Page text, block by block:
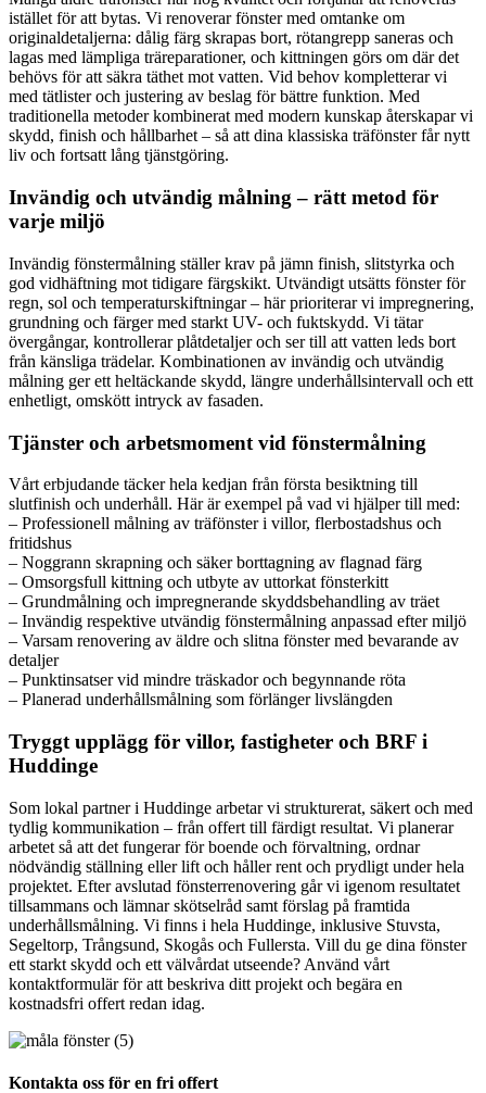
istället för att bytas. Vi renoverar fönster med omtanke om
originaldetaljerna: dålig färg skrapas bort, rötangrepp saneras och
lagas med lämpliga träreparationer, och kittningen görs om där det
behövs för att säkra täthet mot vatten. Vid behov kompletterar vi
med tätlister och justering av beslag för bättre funktion. Med
traditionella metoder kombinerat med modern kunskap återskapar vi
skydd, finish och hållbarhet – så att dina klassiska träfönster får nytt
liv och fortsatt lång tjänstgöring.
Invändig och utvändig målning – rätt metod för
varje miljö
Invändig fönstermålning ställer krav på jämn finish, slitstyrka och
god vidhäftning mot tidigare färgskikt. Utvändigt utsätts fönster för
regn, sol och temperaturskiftningar – här prioriterar vi impregnering,
grundning och färger med starkt UV- och fuktskydd. Vi tätar
övergångar, kontrollerar plåtdetaljer och ser till att vatten leds bort
från känsliga trädelar. Kombinationen av invändig och utvändig
målning ger ett heltäckande skydd, längre underhållsintervall och ett
enhetligt, omskött intryck av fasaden.
Tjänster och arbetsmoment vid fönstermålning
Vårt erbjudande täcker hela kedjan från första besiktning till
slutfinish och underhåll. Här är exempel på vad vi hjälper till med:
– Professionell målning av träfönster i villor, flerbostadshus och
fritidshus
– Noggrann skrapning och säker borttagning av flagnad färg
– Omsorgsfull kittning och utbyte av uttorkat fönsterkitt
– Grundmålning och impregnerande skyddsbehandling av träet
– Invändig respektive utvändig fönstermålning anpassad efter miljö
– Varsam renovering av äldre och slitna fönster med bevarande av
detaljer
– Punktinsatser vid mindre träskador och begynnande röta
– Planerad underhållsmålning som förlänger livslängden
Tryggt upplägg för villor, fastigheter och BRF i
Huddinge
Som lokal partner i Huddinge arbetar vi strukturerat, säkert och med
tydlig kommunikation – från offert till färdigt resultat. Vi planerar
arbetet så att det fungerar för boende och förvaltning, ordnar
nödvändig ställning eller lift och håller rent och prydligt under hela
projektet. Efter avslutad fönsterrenovering går vi igenom resultatet
tillsammans och lämnar skötselråd samt förslag på framtida
underhållsmålning. Vi finns i hela Huddinge, inklusive Stuvsta,
Segeltorp, Trångsund, Skogås och Fullersta. Vill du ge dina fönster
ett starkt skydd och ett välvårdat utseende? Använd vårt
kontaktformulär för att beskriva ditt projekt och begära en
kostnadsfri offert redan idag.
Kontakta oss för en fri offert